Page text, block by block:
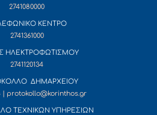
2741080000
ΚΕΝΤΡΟ
2741361000
ΗΛΕΚΤΡΟΦΩΤΙΣΜΟΥ
2741120134
ΔΗΜΑΡΧΕΙΟΥ
| protokollo@korinthos.gr
ΤΕΧΝΙΚΩΝ ΥΠΗΡΕΣΙΩΝ